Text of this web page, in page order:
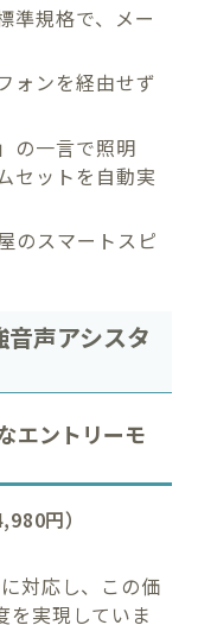
準規格で、メー
ォンを経由せず
の一言で照明
セットを自動実
のスマートスピ
声アシスタ
エントリーモ
円）
対応し、この価
を実現していま